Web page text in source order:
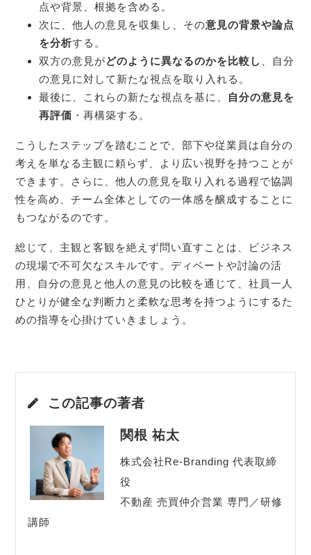
点や背景、根拠を含める。
次に、他人の意見を収集し、その意見の背景や論点
を分析する。
双方の意見がどのように異なるのかを比較し
、自分
の意見に対して新たな視点を取り入れる。
最後に、これらの新たな視点を基に、
自分の意見を
再評価 ・再構築する。
こうしたステップを踏むことで、部下や従業員は自分の
考えを単なる主観に頼らず、より広い視野を持つことが
できます。さらに、他人の意見を取り入れる過程で協調
性を高め、チーム全体としての一体感を醸成することに
もつながるのです。
総じて、主観と客観を絶えず問い直すことは、ビジネス
の現場で不可欠なスキルです。ディベートや討論の活
用、自分の意見と他人の意見の比較を通じて、社員一人
ひとりが健全な判断力と柔軟な思考を持つようにするた
めの指導を心掛けていきましょう。
この記事の著者
関根 祐太
株式会社Re-Branding 代表取締
役
不動産 売買仲介営業 専門／研修
講師